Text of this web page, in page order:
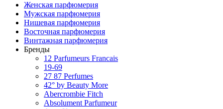
Женская парфюмерия
Мужская парфюмерия
Нишевая парфюмерия
Восточная парфюмерия
Винтажная парфюмерия
Бренды
12 Parfumeurs Francais
19-69
27 87 Perfumes
42° by Beauty More
Abercrombie Fitch
Absolument Parfumeur